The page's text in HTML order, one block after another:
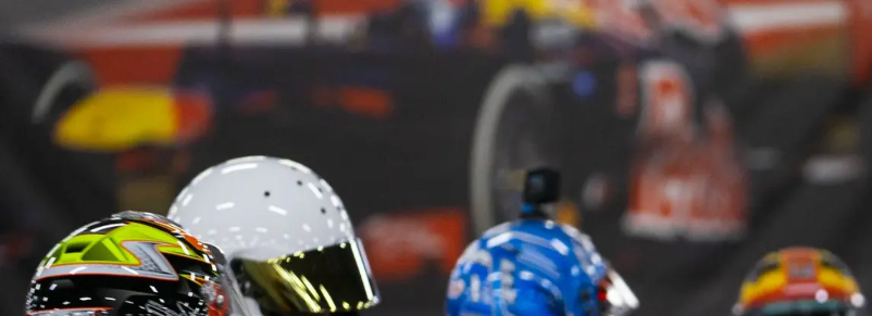
Mám účet
Prihlásiť sa do existujúceho účtu
Prihlásiť sa